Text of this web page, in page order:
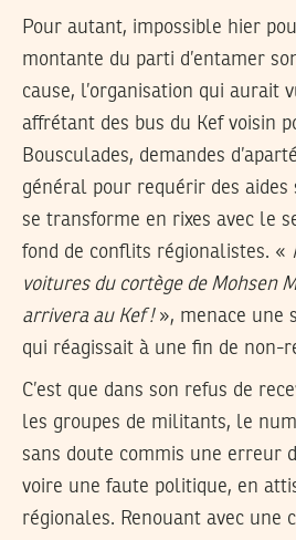
Pour autant, impossible hier
montante du parti d’entamer
cause, l’organisation qui aurait
affrétant des bus du Kef voisin
Bousculades, demandes
général pour requérir des
se transforme en rixes avec le
fond de conflits régionalistes. «
voitures du cortège de Mohsen
arrivera au Kef !», menace une
qui réagissait à une fin de non-
C’est que dans son refus de
les groupes de militants, le
sans doute commis une erreur
voire une faute politique, en
régionales. Renouant avec une